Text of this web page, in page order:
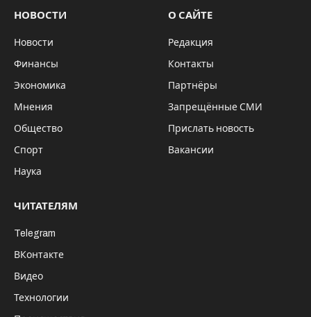
НОВОСТИ
Новости
Финансы
Экономика
Мнения
Общество
Спорт
Наука
О САЙТЕ
Редакция
Контакты
Партнёры
Запрещённые СМИ
Прислать новость
Вакансии
ЧИТАТЕЛЯМ
Telegram
ВКонтакте
Видео
Технологии